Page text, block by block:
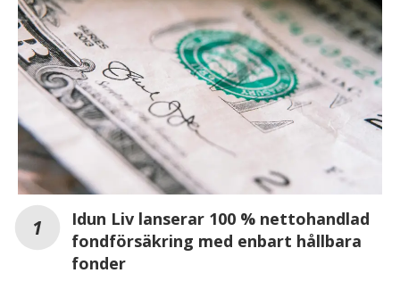
Idun Liv lanserar 100 % nettohandlad
fondförsäkring med enbart hållbara
fonder